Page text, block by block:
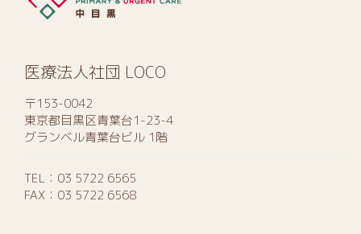
医療法人社団 LOCO
〒153-0042
東京都目黒区青葉台1-23-4
グランベル青葉台ビル 1階
TEL： 03 5722 6565
FAX：03 5722 6568